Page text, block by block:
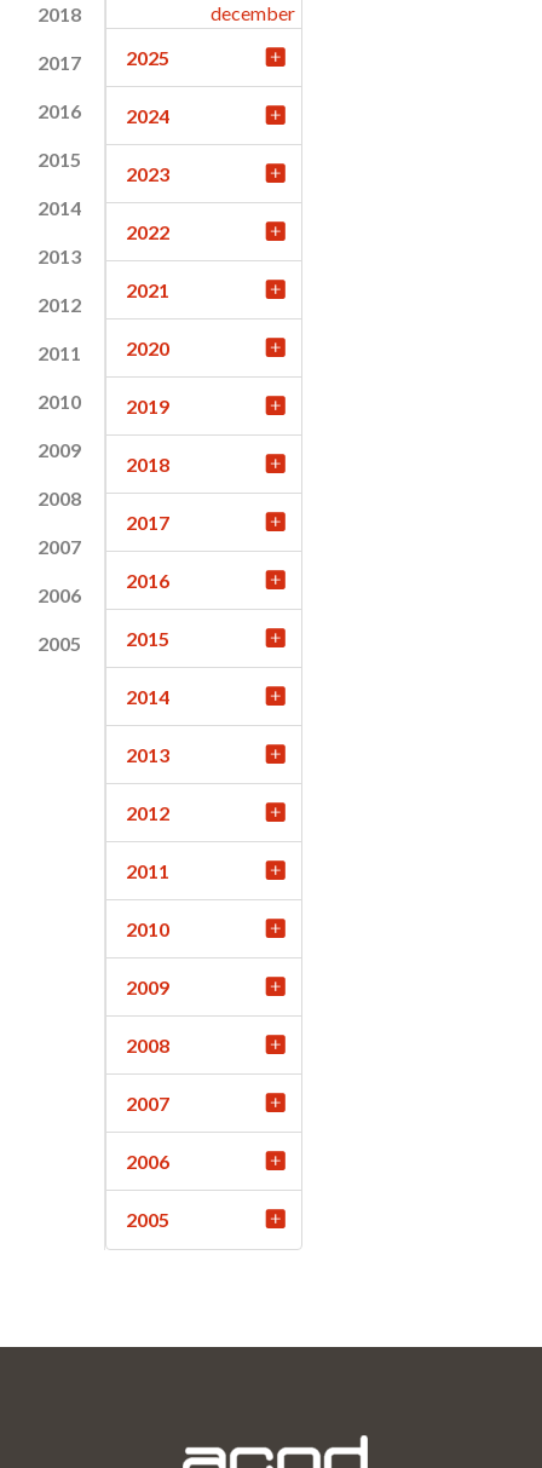
2018
2017
2016
2015
2014
2013
2012
2011
2010
2009
2008
2007
2006
2005
december
2025
2024
2023
2022
2021
2020
2019
2018
2017
2016
2015
2014
2013
2012
2011
2010
2009
2008
2007
2006
2005